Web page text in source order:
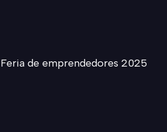
Feria de emprendedores 2025